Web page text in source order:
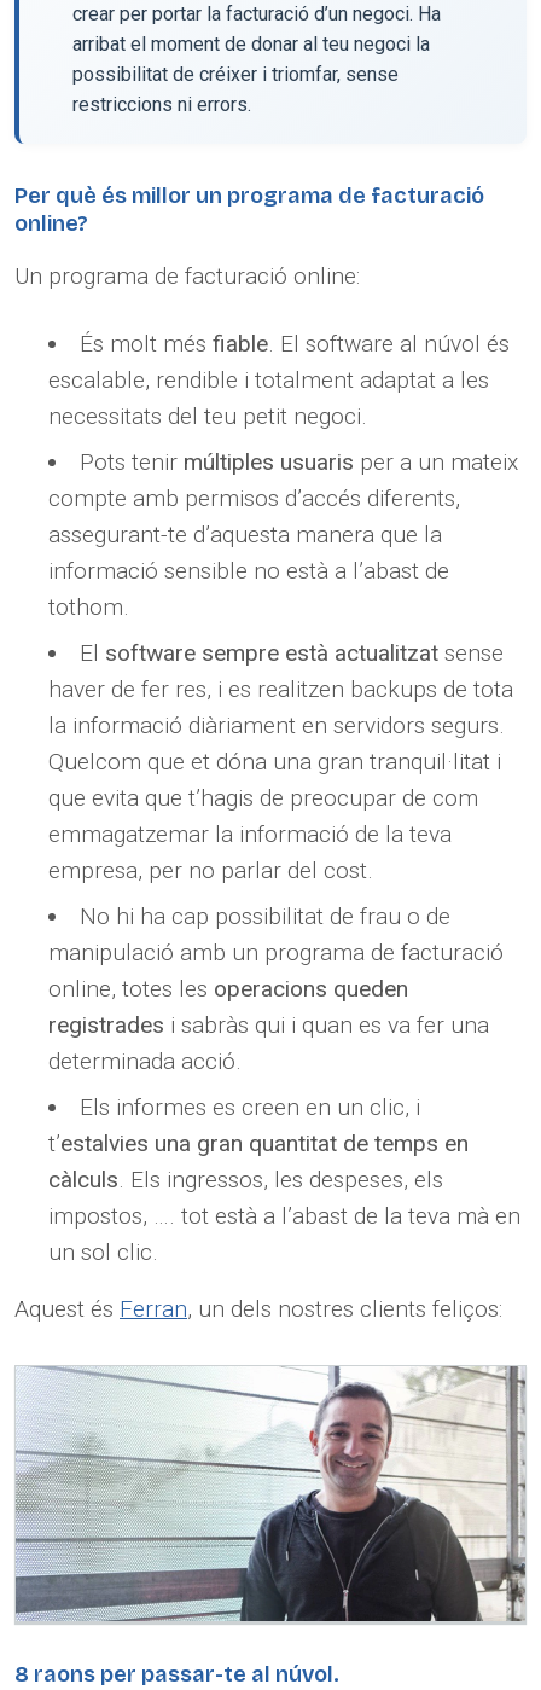
crear per portar la facturació d’un negoci. Ha
arribat el moment de donar al teu negoci la
possibilitat de créixer i triomfar, sense
restriccions ni errors.
Per què és millor un programa de facturació
online?
Un programa de facturació online:
És molt mésfiable. El software al núvol és
escalable, rendible i totalment adaptat a les
necessitats del teu petit negoci.
Pots tenir múltiples usuaris per a un mateix
compte amb permisos d’accés diferents,
assegurant-te d’aquesta manera que la
informació sensible no està a l’abast de
tothom.
El software sempre està actualitzat sense
haver de fer res, i es realitzen backups de tota
la informació diàriament en servidors segurs.
Quelcom que et dóna una gran tranquil·litat i
que evita que t’hagis de preocupar de com
emmagatzemar la informació de la teva
empresa, per no parlar del cost.
No hi ha cap possibilitat de frau o de
manipulació amb un programa de facturació
online, totes les operacions queden
registrades i sabràs qui i quan es va fer una
determinada acció.
Els informes es creen en un clic, i
t’estalvies una gran quantitat de temps en
càlculs. Els ingressos, les despeses, els
impostos, …. tot està a l’abast de la teva mà en
un sol clic.
Aquest és Ferran, un dels nostres clients feliços:
8 raons per passar-te al núvol.